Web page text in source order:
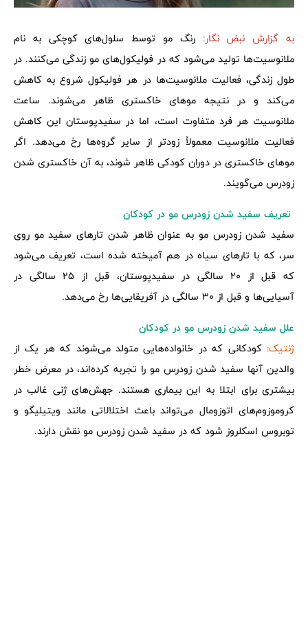
به گزارش نبض نگار: رنگ مو توسط سلول‌های کوچکی به نام
ملانوسیت‌ها تولید می‌شود که در فولیکول‌های مو زندگی می‌کنند. در
طول زندگی، فعالیت ملانوسیت‌ها در هر فولیکول شروع به کاهش
می‌کند و در نتیجه موهای خاکستری ظاهر می‌شوند. ساعت
ملانوسیت هر فرد متفاوت است، اما در سفیدپوستان این کاهش
فعالیت ملانوسیت معمولاً زودتر از سایر گروه‌ها رخ می‌دهد. اگر
موهای خاکستری در دوران کودکی ظاهر شوند، به آن خاکستری شدن
زودرس می‌گویند.
تعریف سفید شدن زودرس مو در کودکان
سفید شدن زودرس مو به عنوان ظاهر شدن تارهای سفید مو روی
سر، که با تارهای سیاه در هم آمیخته شده است، تعریف می‌شود
که قبل از 20 سالگی در سفیدپوستان، قبل از 25 سالگی در
آسیایی‌ها و قبل از 30 سالگی در آفریقایی‌ها رخ می‌دهد.
علل سفید شدن زودرس مو در کودکان
ژنتیک: کودکانی که در خانواده‌هایی متولد می‌شوند که هر یک از
والدین آنها سفید شدن زودرس مو را تجربه کرده‌اند، در معرض خطر
بیشتری برای ابتلا به این بیماری هستند. جهش‌های ژنی غالب در
کروموزوم‌های اتوزومال می‌تواند باعث اختلالاتی مانند ویتیلیگو و
توبروس اسکلروز شود که در سفید شدن زودرس مو نقش دارند.